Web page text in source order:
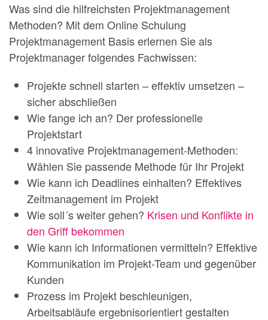
Was sind die hilfreichsten Projektmanagement
Methoden? Mit dem Online Schulung
Projektmanagement Basis erlernen Sie als
Projektmanager folgendes Fachwissen:
Projekte schnell starten – effektiv umsetzen –
sicher abschließen
Wie fange ich an? Der professionelle
Projektstart
4 innovative Projektmanagement-Methoden:
Wählen Sie passende Methode für Ihr Projekt
Wie kann ich Deadlines einhalten? Effektives
Zeitmanagement im Projekt
Wie soll´s weiter gehen? Krisen und Konflikte in
den Griff bekommen
Wie kann ich Informationen vermitteln? Effektive
Kommunikation im Projekt-Team und gegenüber
Kunden
Prozess im Projekt beschleunigen,
Arbeitsabläufe ergebnisorientiert gestalten